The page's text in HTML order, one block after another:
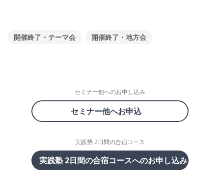
開催終了・テーマ会 開催終了・地方会
セミナー他へのお申し込み
セミナー他へお申込
実践塾 2日間の合宿コース
実践塾 2日間の合宿コースへのお申し込み